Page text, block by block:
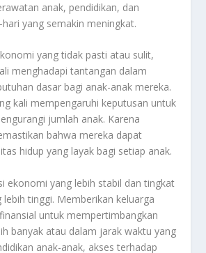
anak, pendidikan, dan
yang semakin meningkat.
yang tidak pasti atau sulit,
menghadapi tantangan dalam
dasar bagi anak-anak mereka.
kali mempengaruhi keputusan untuk
jumlah anak. Karena
bahwa mereka dapat
hidup yang layak bagi setiap anak.
ekonomi yang lebih stabil dan tingkat
lebih tinggi. Memberikan keluarga
untuk mempertimbangkan
banyak atau dalam jarak waktu yang
anak-anak, akses terhadap